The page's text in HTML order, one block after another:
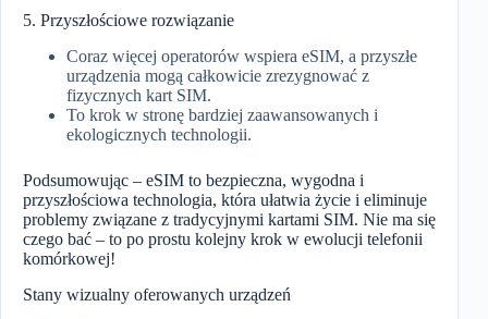
5. Przyszłościowe rozwiązanie
Coraz więcej operatorów wspiera eSIM, a przyszłe
urządzenia mogą całkowicie zrezygnować z
fizycznych kart SIM.
To krok w stronę bardziej zaawansowanych i
ekologicznych technologii.
Podsumowując – eSIM to bezpieczna, wygodna i
przyszłościowa technologia, która ułatwia życie i eliminuje
problemy związane z tradycyjnymi kartami SIM. Nie ma się
czego bać – to po prostu kolejny krok w ewolucji telefonii
komórkowej!
Stany wizualny oferowanych urządzeń